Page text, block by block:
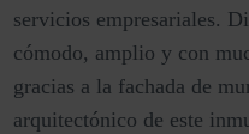
servicios empresariales.
cómodo, amplio y con
gracias a la fachada de
arquitectónico de este